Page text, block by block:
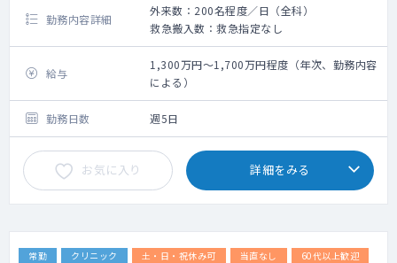
勤務内容詳細
外来数：200名程度／日（全科）
救急搬入数：救急指定なし
給与
1,300万円～1,700万円程度（年次、勤務内容
による）
勤務日数 週5日
お気に入り 詳細をみる
常勤 クリニック 土・日・祝休み可 当直なし
60代以上歓迎